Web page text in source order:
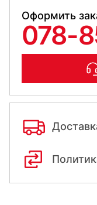
Оформить
078-